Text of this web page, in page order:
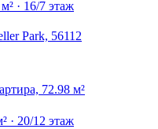
· 16/7 этаж
Park, 56112
72.98 м²
· 20/12 этаж